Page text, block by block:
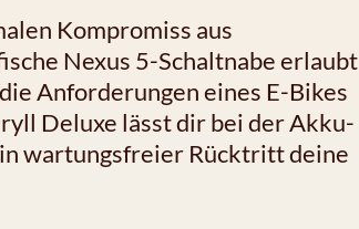
Kompromiss aus
Nexus 5-Schaltnabe erlaubt
Anforderungen eines E-Bikes
Deluxe lässt dir bei der Akku-
wartungsfreier Rücktritt deine